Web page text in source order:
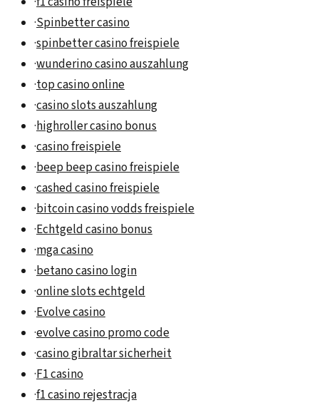
·Spinbetter casino
·spinbetter casino freispiele
·wunderino casino auszahlung
·top casino online
·casino slots auszahlung
·highroller casino bonus
·casino freispiele
·beep beep casino freispiele
·cashed casino freispiele
·bitcoin casino vodds freispiele
·Echtgeld casino bonus
·mga casino
·betano casino login
·online slots echtgeld
·Evolve casino
·evolve casino promo code
·casino gibraltar sicherheit
·F1 casino
·f1 casino rejestracja